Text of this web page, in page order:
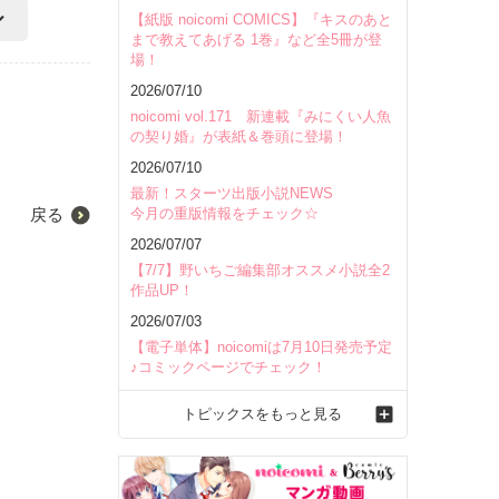
戻る
【紙版 noicomi COMICS】『キスのあと
まで教えてあげる 1巻』など全5冊が登
場！
2026/07/10
noicomi vol.171 新連載『みにくい人魚
の契り婚』が表紙＆巻頭に登場！
2026/07/10
最新！スターツ出版小説NEWS
今月の重版情報をチェック☆
2026/07/07
【7/7】野いちご編集部オススメ小説全2
作品UP！
2026/07/03
【電子単体】noicomiは7月10日発売予定
♪コミックページでチェック！
トピックスをもっと見る